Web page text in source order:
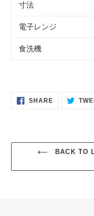
寸法
電子レンジ
食洗機
SHARESHARE
BACK TO